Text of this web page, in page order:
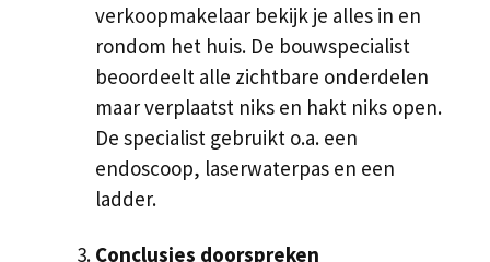
verkoopmakelaar bekijk je alles in en
rondom het huis. De bouwspecialist
beoordeelt alle zichtbare onderdelen
maar verplaatst niks en hakt niks open.
De specialist gebruikt o.a. een
endoscoop, laserwaterpas en een
ladder.
Conclusies doorspreken